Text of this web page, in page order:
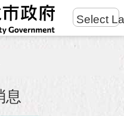
Select
息